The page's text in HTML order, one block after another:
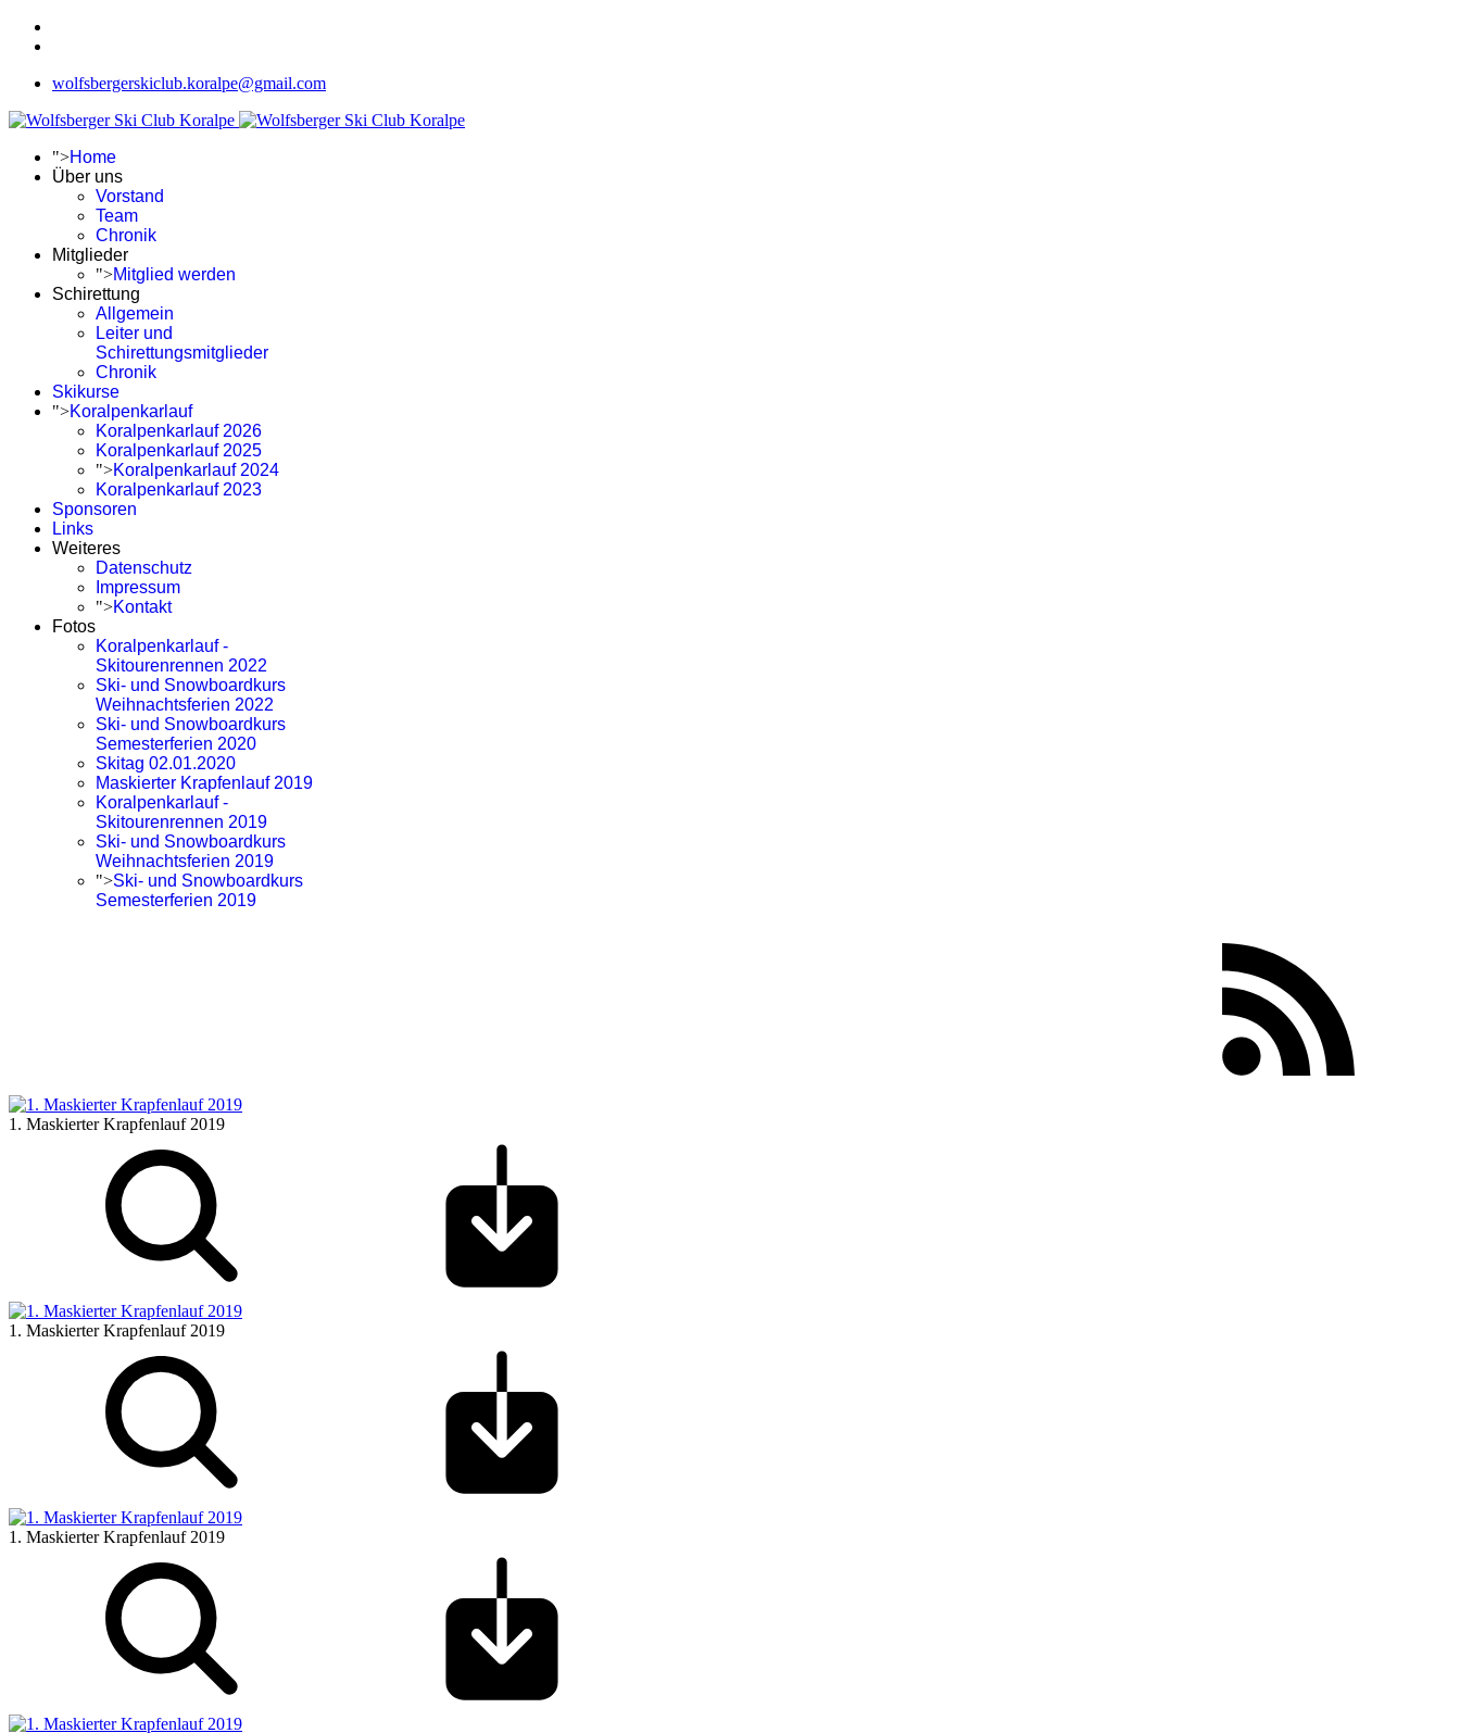
wolfsbergerskiclub.koralpe@gmail.com
">Home
Über uns
Vorstand
Team
Chronik
Mitglieder
">Mitglied werden
Schirettung
Allgemein
Leiter und
Schirettungsmitglieder
Chronik
Skikurse
">Koralpenkarlauf
Koralpenkarlauf 2026
Koralpenkarlauf 2025
">Koralpenkarlauf 2024
Koralpenkarlauf 2023
Sponsoren
Links
Weiteres
Datenschutz
Impressum
">Kontakt
Fotos
Koralpenkarlauf -
Skitourenrennen 2022
Ski- und Snowboardkurs
Weihnachtsferien 2022
Ski- und Snowboardkurs
Semesterferien 2020
Skitag 02.01.2020
Maskierter Krapfenlauf 2019
Koralpenkarlauf -
Skitourenrennen 2019
Ski- und Snowboardkurs
Weihnachtsferien 2019
">Ski- und Snowboardkurs
Semesterferien 2019
1. Maskierter Krapfenlauf 2019
1. Maskierter Krapfenlauf 2019
1. Maskierter Krapfenlauf 2019